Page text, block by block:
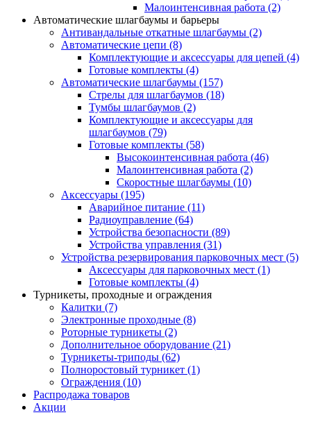
Малоинтенсивная работа (2)
Автоматические шлагбаумы и барьеры
Антивандальные откатные шлагбаумы (2)
Автоматические цепи (8)
Комплектующие и аксессуары для цепей (4)
Готовые комплекты (4)
Автоматические шлагбаумы (157)
Стрелы для шлагбаумов (18)
Тумбы шлагбаумов (2)
Комплектующие и аксессуары для
шлагбаумов (79)
Готовые комплекты (58)
Высокоинтенсивная работа (46)
Малоинтенсивная работа (2)
Скоростные шлагбаумы (10)
Аксессуары (195)
Аварийное питание (11)
Радиоуправление (64)
Устройства безопасности (89)
Устройства управления (31)
Устройства резервирования парковочных мест (5)
Аксессуары для парковочных мест (1)
Готовые комплекты (4)
Турникеты, проходные и ограждения
Калитки (7)
Электронные проходные (8)
Роторные турникеты (2)
Дополнительное оборудование (21)
Турникеты-триподы (62)
Полноростовый турникет (1)
Ограждения (10)
Распродажа товаров
Акции